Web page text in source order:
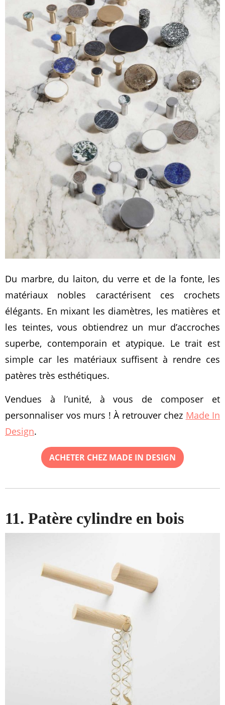
Du marbre, du laiton, du verre et de la fonte, les
matériaux nobles caractérisent ces crochets
élégants. En mixant les diamètres, les matières et
les teintes, vous obtiendrez un mur d’accroches
superbe, contemporain et atypique. Le trait est
simple car les matériaux suffisent à rendre ces
patères très esthétiques.
Vendues à l’unité, à vous de composer et
personnaliser vos murs ! À retrouver chez Made In
Design.
ACHETER CHEZ MADE IN DESIGN
11. Patère cylindre en bois